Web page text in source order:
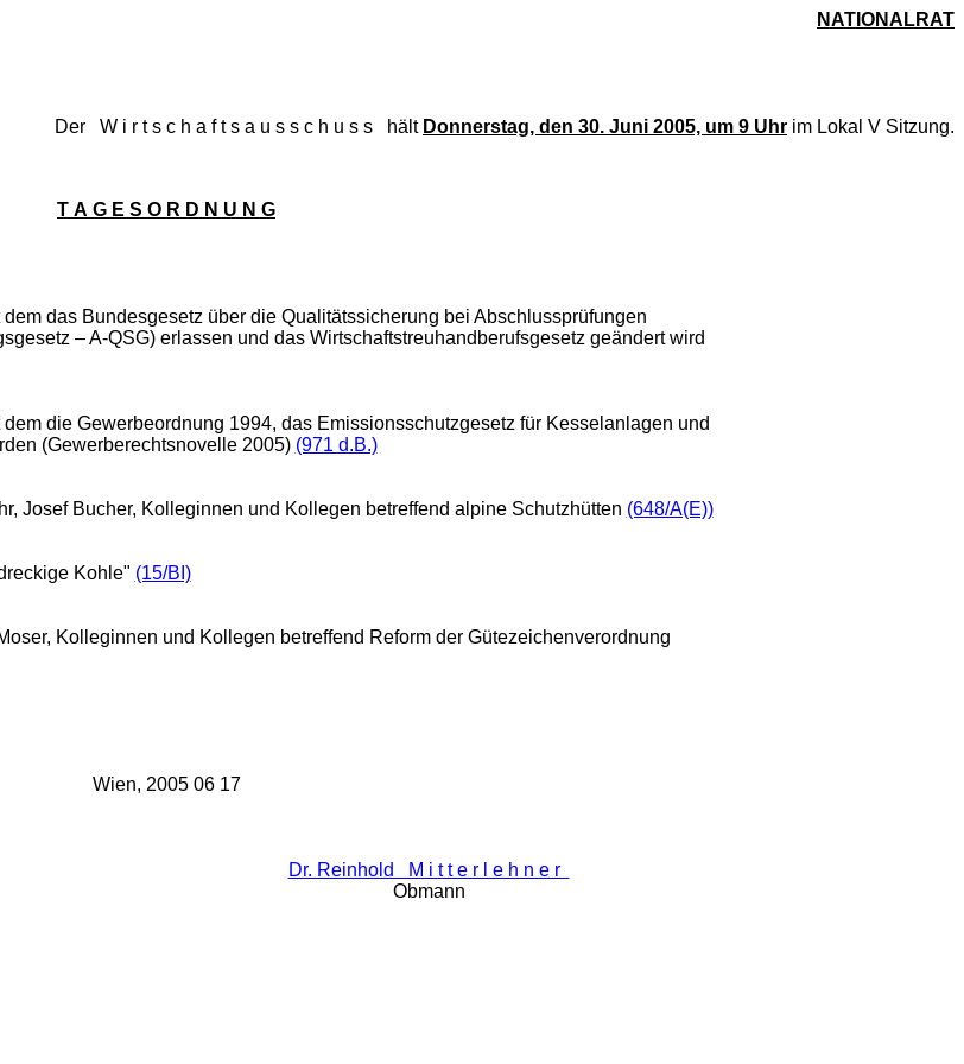
NATIONALRAT
Der W i r t s c h a f t s a u s s c h u s s hält Donnerstag, den 30. Juni 2005, um 9 Uhr im Lokal V Sitzung.
T A G E S O R D N U N G
das Bundesgesetz über die Qualitätssicherung bei Abschlussprüfungen
– A‑QSG) erlassen und das Wirtschaftstreuhandberufsgesetz geändert wird
die Gewerbeordnung 1994, das Emissionsschutzgesetz für Kesselanlagen und
(Gewerberechtsnovelle 2005) (971 d.B.)
Josef Bucher, Kolleginnen und Kollegen betreffend alpine Schutzhütten (648/A(E))
Kohle" (15/BI)
Kolleginnen und Kollegen betreffend Reform der Gütezeichenverordnung
Wien, 2005 06 17
Dr. Reinhold M i t t e r l e h n e r
Obmann